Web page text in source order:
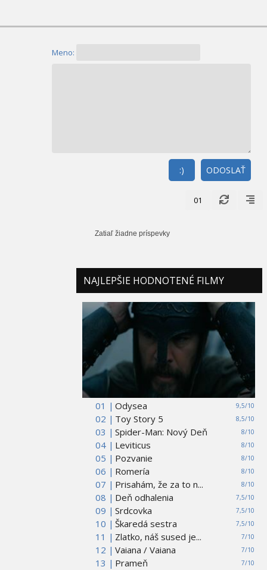
Meno:
ODOSLAŤ
:)
01
Zatiaľ žiadne príspevky
NAJLEPŠIE HODNOTENÉ FILMY
01 | 9,5/10
Odysea
02 |
8,5/10
Toy Story 5
03 |
8/10
Spider-Man: Nový Deň
04 |
8/10
Leviticus
05 |
8/10
Pozvanie
06 |
8/10
Romería
07 |
8/10
Prisahám, že za to n...
08 |
7,5/10
Deň odhalenia
09 |
7,5/10
Srdcovka
10 |
7,5/10
Škaredá sestra
11 |
7/10
Zlatko, náš sused je...
12 |
7/10
Vaiana / Vaiana
13 |
7/10
Prameň